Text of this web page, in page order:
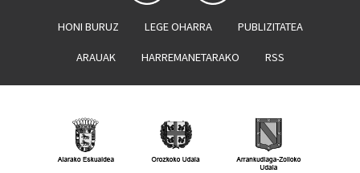
HONI BURUZ LEGE OHARRA PUBLIZITATEA
ARAUAK HARREMANETARAKO RSS